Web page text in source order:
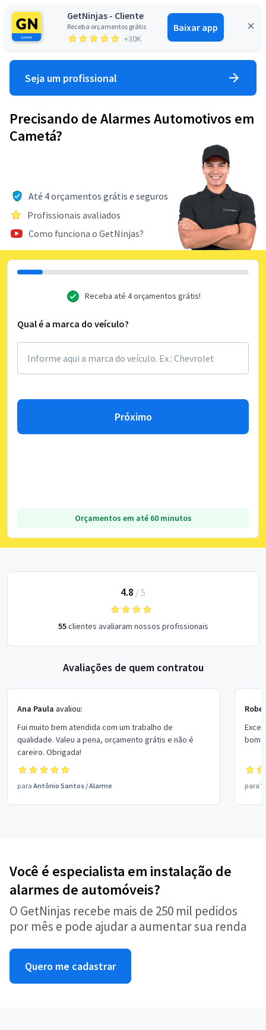
GetNinjas - Cliente
Receba orçamentos grátis
+30K
Baixar app
Entrar
Seja um profissional
Precisando de Alarmes Automotivos em
Cametá?
Até 4 orçamentos grátis e seguros
Profissionais avaliados
Como funciona o GetNinjas?
Receba até 4 orçamentos grátis!
Qual é a marca do veículo?
Próximo
Orçamentos em até 60 minutos
4.8 / 5
55clientes avaliaram nossos profissionais
Avaliações de quem contratou
Ana Paula avaliou:
Fui muito bem atendida com um trabalho de
qualidade. Valeu a pena, orçamento grátis e não é
careiro. Obrigada!
para Antônio Santos /Alarme
bom
para
Você é especialista em instalação de
alarmes de automóveis?
O GetNinjas recebe mais de 250 mil pedidos
por mês e pode ajudar a aumentar sua renda
Quero me cadastrar